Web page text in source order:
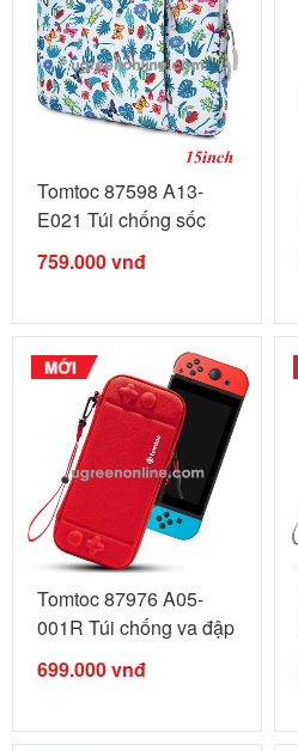
Tomtoc 87598 A13-
E021 Túi chống sốc
TOMTOC ...
759.000vnđ
Tomtoc 87976 A05-
001R Túi chống va đập
...
699.000vnđ